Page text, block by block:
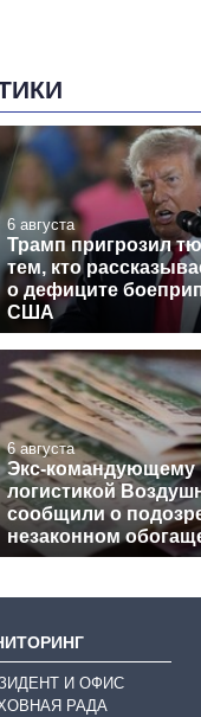
6 августа
Трамп пригрозил
тем, кто
о дефиците
США
6 августа
Экс-командующему
логистикой
сообщили о
незаконном
И ОФИС
РАДА